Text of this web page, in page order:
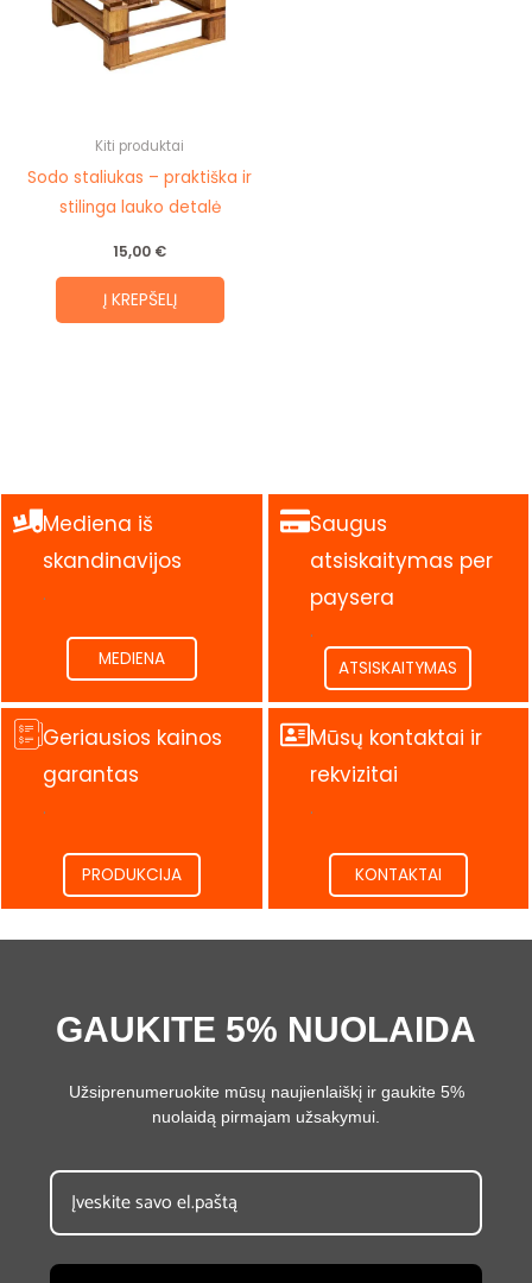
Kiti produktai
Sodo staliukas – praktiška ir
stilinga lauko detalė
15,00 €
Į KREPŠELĮ
Mediena iš
skandinavijos
.
MEDIENA
Saugus
atsiskaitymas per
paysera
.
ATSISKAITYMAS
Geriausios kainos
garantas
.
PRODUKCIJA
Mūsų kontaktai ir
rekvizitai
.
KONTAKTAI
GAUKITE 5% NUOLAIDA
Užsiprenumeruokite mūsų naujienlaiškį ir gaukite 5%
nuolaidą pirmajam užsakymui.